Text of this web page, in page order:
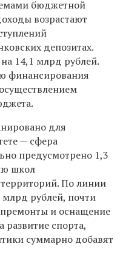
бюджетной
возрастают
депозитах.
14,1 млрд рублей.
финансирования
для
— сфера
предусмотрено 1,3
школ
По линии
млрд рублей, почти
и оснащение
спорта,
суммарно добавят